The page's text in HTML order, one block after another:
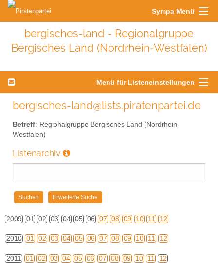
Sympa Menü
bergisches-land - Regionalgruppe
Bergisches Land (Nordrhein-Westfalen)
Menü für Listeneinstellungen
bergisches-land@lists.piratenpartei.de
Betreff: Regionalgruppe Bergisches Land (Nordrhein-
Westfalen)
Listenarchiv
2009 01 02 03 04 05 06 07 08 09 10 11 12
2010 01 02 03 04 05 06 07 08 09 10 11 12
2011 01 02 03 04 05 06 07 08 09 10 11 12